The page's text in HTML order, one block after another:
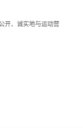
开、诚实地与运动营